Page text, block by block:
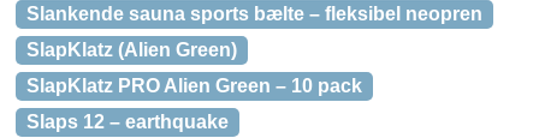
Slankende sauna sports bælte – fleksibel neopren
SlapKlatz (Alien Green)
SlapKlatz PRO Alien Green – 10 pack
Slaps 12 – earthquake